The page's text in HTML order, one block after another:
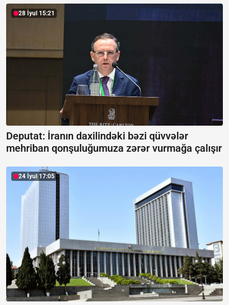
28 İyul 15:21
Deputat: İranın daxilindəki bəzi qüvvələr
mehriban qonşuluğumuza zərər vurmağa çalışır
24 İyul 17:05